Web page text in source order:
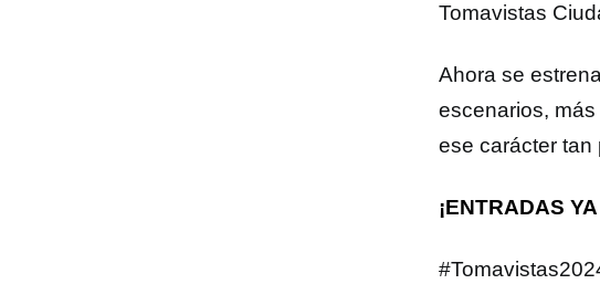
Tomavistas
Ahora se
escenarios,
ese carácter
¡ENTRADAS